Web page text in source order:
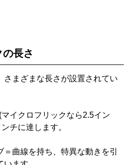
長さ
さまざまな長さが設置されてい
イクロフリックなら2.5イン
チに達します。
曲線を持ち、特異な動きを引